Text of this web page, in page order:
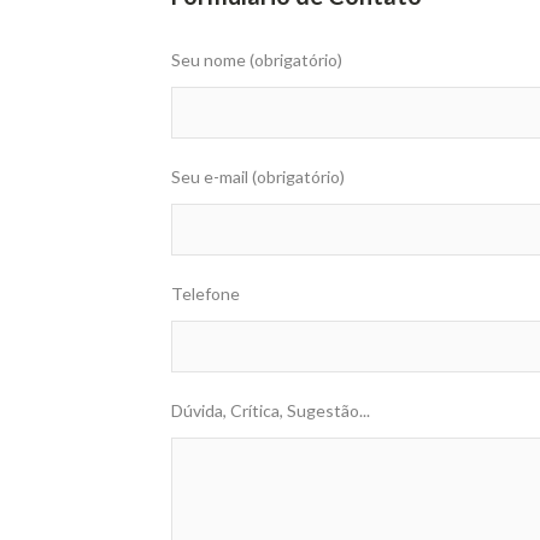
Seu nome (obrigatório)
Seu e-mail (obrigatório)
Telefone
Dúvida, Crítica, Sugestão...